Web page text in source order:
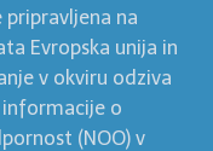
na
Evropska unija in
v okviru odziva
informacije o
(NOO) v